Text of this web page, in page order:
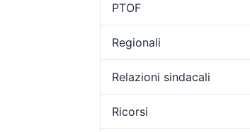
PTOF
Regionali
Relazioni sindacali
Ricorsi